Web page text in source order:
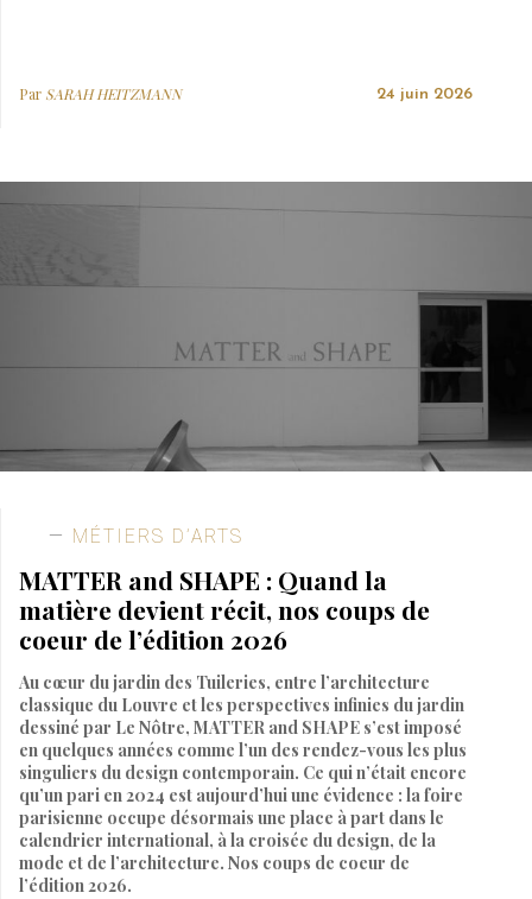
Par SARAH HEITZMANN 24 juin 2026
MÉTIERS D’ARTS
MATTER and SHAPE : Quand la
matière devient récit, nos coups de
coeur de l’édition 2026
Au cœur du jardin des Tuileries, entre l’architecture
classique du Louvre et les perspectives infinies du jardin
dessiné par Le Nôtre, MATTER and SHAPE s’est imposé
en quelques années comme l’un des rendez-vous les plus
singuliers du design contemporain. Ce qui n’était encore
qu’un pari en 2024 est aujourd’hui une évidence : la foire
parisienne occupe désormais une place à part dans le
calendrier international, à la croisée du design, de la
mode et de l’architecture. Nos coups de coeur de
l’édition 2026.